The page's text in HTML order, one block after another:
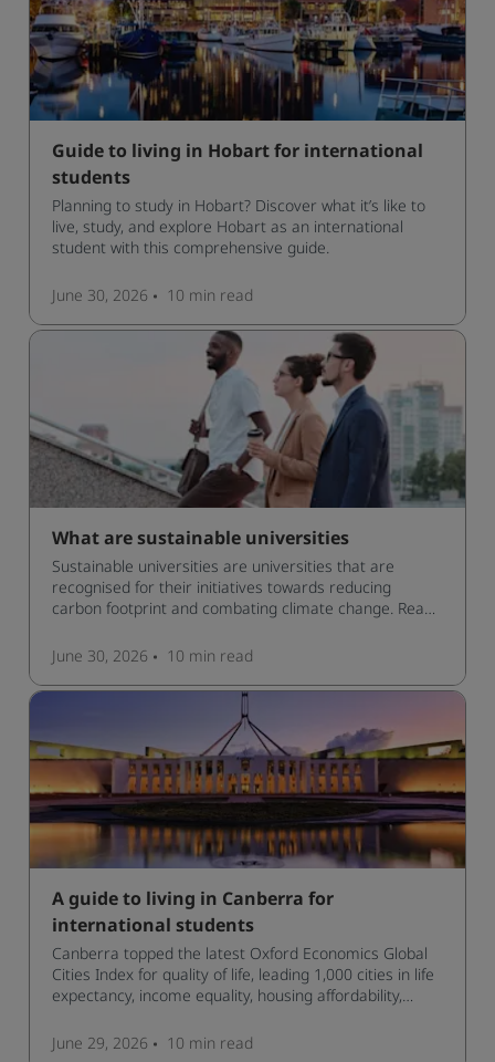
Guide to living in Hobart for international
students
Planning to study in Hobart? Discover what it’s like to
live, study, and explore Hobart as an international
student with this comprehensive guide.
June 30, 2026 10 min read
What are sustainable universities
Sustainable universities are universities that are
recognised for their initiatives towards reducing
carbon footprint and combating climate change. Read
June 30, 2026
10 min read
A guide to living in Canberra for
international students
Canberra topped the latest Oxford Economics Global
Cities Index for quality of life, leading 1,000 cities in life
expectancy, income equality, housing affordability,
June 29, 2026
10 min read